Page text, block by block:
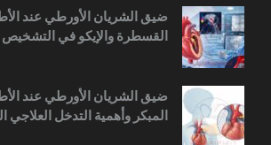
ضيق الشريان الأورطي عند
القسطرة والإيكو في التشخيص
ضيق الشريان الأورطي عند
المبكر وأهمية التدخل